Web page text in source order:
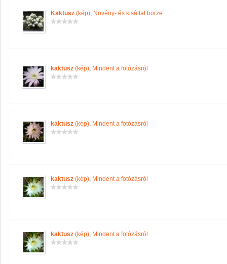
Kaktusz (kép), Növény- és kisállat börze
kaktusz (kép), Mindent a fotózásról
kaktusz (kép), Mindent a fotózásról
kaktusz (kép), Mindent a fotózásról
kaktusz (kép), Mindent a fotózásról